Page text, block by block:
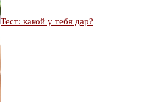
Тест: какой у тебя дар?